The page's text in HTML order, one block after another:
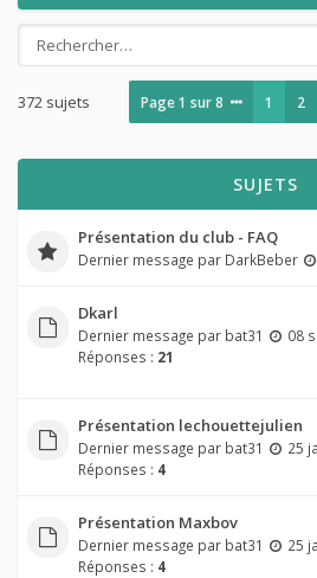
372 sujets Page1 sur8 1 2
SUJETS
Présentation du club - FAQ
Dernier message par DarkBeber
Dkarl
Dernier message par bat31
08
Réponses : 21
Présentation lechouettejulien
Dernier message par bat31
25
Réponses : 4
Présentation Maxbov
Dernier message par bat31
25
Réponses : 4